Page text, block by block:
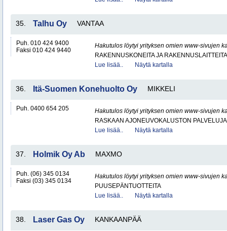
35. Talhu Oy VANTAA
Puh. 010 424 9400
Faksi 010 424 9440
Hakutulos löytyi yrityksen omien www-sivujen
RAKENNUSKONEITA JA RAKENNUSLAITTEITA
Lue lisää..
Näytä kartalla
36. Itä-Suomen Konehuolto Oy MIKKELI
Puh. 0400 654 205
Hakutulos löytyi yrityksen omien www-sivujen
RASKAAN AJONEUVOKALUSTON
Lue lisää..
Näytä kartalla
37. Holmik Oy Ab MAXMO
Puh. (06) 345 0134
Faksi (03) 345 0134
Hakutulos löytyi yrityksen omien www-sivujen
PUUSEPÄNTUOTTEITA
Lue lisää..
Näytä kartalla
38. Laser Gas Oy KANKAANPÄÄ